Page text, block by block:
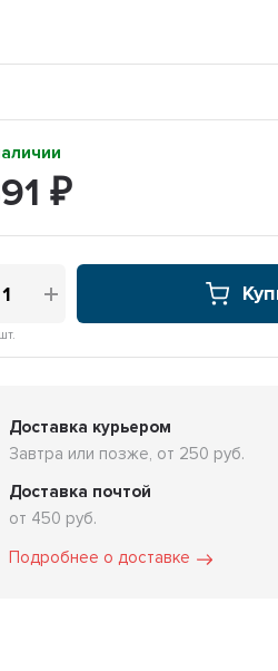
₽
шт.
Доставка курьером
Завтра или позже, от 250 руб.
Доставка почтой
от 450 руб.
Подробнее о доставке